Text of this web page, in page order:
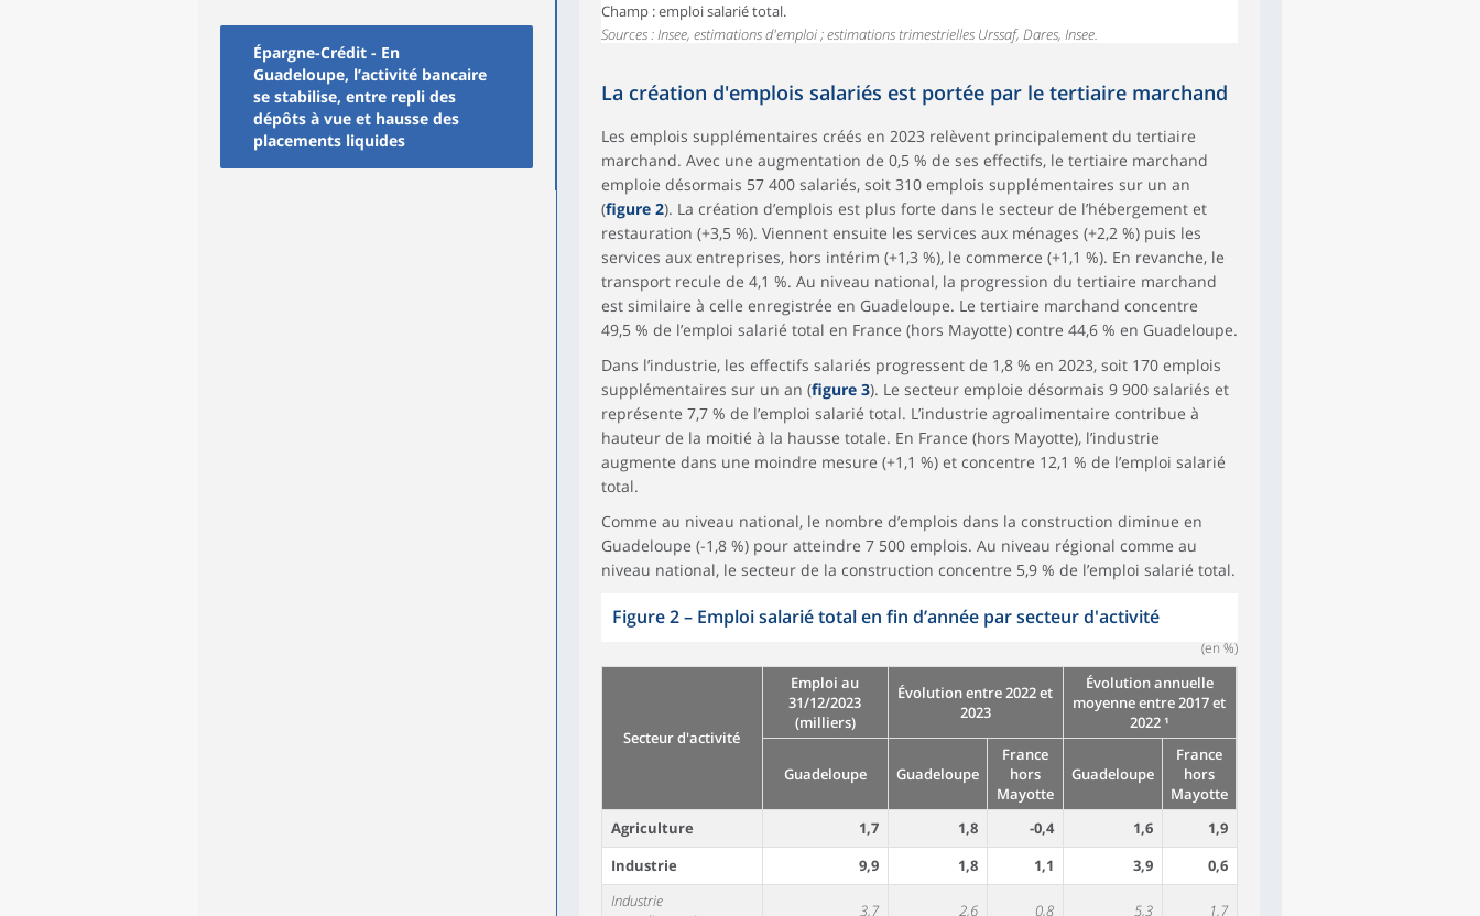
Épargne-Crédit - En
Guadeloupe, l’activité bancaire
se stabilise, entre repli des
dépôts à vue et hausse des
placements liquides
Champ : emploi salarié total.
Sources : Insee, estimations d'emploi ; estimations trimestrielles Urssaf, Dares, Insee.
La création d'emplois salariés est portée par le tertiaire marchand
Les emplois supplémentaires créés en 2023 relèvent principalement du tertiaire
marchand. Avec une augmentation de 0,5 % de ses effectifs, le tertiaire marchand
emploie désormais 57 400 salariés, soit 310 emplois supplémentaires sur un an
(figure 2). La création d’emplois est plus forte dans le secteur de l’hébergement et
restauration (+3,5 %). Viennent ensuite les services aux ménages (+2,2 %) puis les
services aux entreprises, hors intérim (+1,3 %), le commerce (+1,1 %). En revanche, le
transport recule de 4,1 %. Au niveau national, la progression du tertiaire marchand
est similaire à celle enregistrée en Guadeloupe. Le tertiaire marchand concentre
49,5 % de l’emploi salarié total en France (hors Mayotte) contre 44,6 % en Guadeloupe.
Dans l’industrie, les effectifs salariés progressent de 1,8 % en 2023, soit 170 emplois
supplémentaires sur un an (figure 3). Le secteur emploie désormais 9 900 salariés et
représente 7,7 % de l’emploi salarié total. L’industrie agroalimentaire contribue à
hauteur de la moitié à la hausse totale. En France (hors Mayotte), l’industrie
augmente dans une moindre mesure (+1,1 %) et concentre 12,1 % de l’emploi salarié
total.
Comme au niveau national, le nombre d’emplois dans la construction diminue en
Guadeloupe (-1,8 %) pour atteindre 7 500 emplois. Au niveau régional comme au
niveau national, le secteur de la construction concentre 5,9 % de l’emploi salarié total.
Figure 2– Emploi salarié total en fin d’année par secteur d'activité
(en %)
Secteur d'activité
Emploi au
31/12/2023
(milliers)
Évolution entre 2022 et
2023
Évolution annuelle
moyenne entre 2017 et
2022 ¹
Guadeloupe Guadeloupe
France
hors
Mayotte
Guadeloupe
France
hors
Mayotte
Agriculture
1,7 1,8 -0,4 1,6
1,9
Industrie
9,9 1,8 1,1 3,9
0,6
Industrie
3,7 2,6 0,8 5,3 1,7